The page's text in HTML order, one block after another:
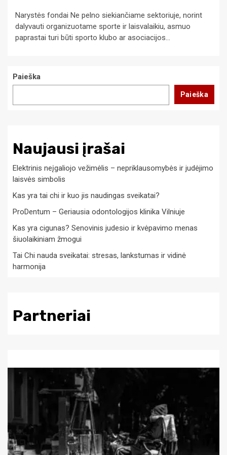
Narystės fondai Ne pelno siekiančiame sektoriuje, norint
dalyvauti organizuotame sporte ir laisvalaikiu, asmuo
paprastai turi būti sporto klubo ar asociacijos...
Paieška
Paieška
Naujausi įrašai
Elektrinis neįgaliojo vežimėlis – nepriklausomybės ir judėjimo
laisvės simbolis
Kas yra tai chi ir kuo jis naudingas sveikatai?
ProDentum – Geriausia odontologijos klinika Vilniuje
Kas yra cigunas? Senovinis judesio ir kvėpavimo menas
šiuolaikiniam žmogui
Tai Chi nauda sveikatai: stresas, lankstumas ir vidinė
harmonija
Partneriai